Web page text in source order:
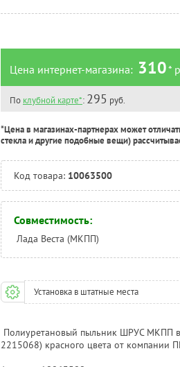
Цена интернет-магазина: 310*
По клубной карте*: 295 руб.
*Цена в магазинах-партнерах может
стекла и другие подобные вещи)
Код товара: 10063500
Совместимость:
Лада Веста (МКПП)
Установка в штатные места
Полиуретановый пыльник ШРУС МКПП
2215068) красного цвета от компании